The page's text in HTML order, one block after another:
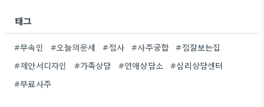
태그
#무속인 #오늘의운세 #점사 #사주궁합
#점잘보는집
#제안서디자인
#가족상담 #연애상담소
#심리상담센터
#무료사주